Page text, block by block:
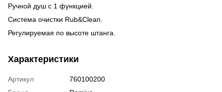
Ручной душ с 1 функцией.
Система очистки Rub&Clean.
Регулируемая по высоте штанга.
Характеристики
Артикул
760100200